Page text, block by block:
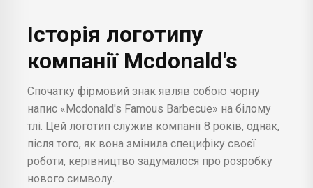
Історія логотипу
компанії Mcdonald's
Спочатку фірмовий знак являв собою чорну
напис «Mcdonald's Famous Barbecue» на білому
тлі. Цей логотип служив компанії 8 років, однак,
після того, як вона змінила специфіку своєї
роботи, керівництво задумалося про розробку
нового символу.